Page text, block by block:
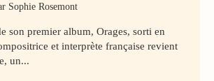
Sophie Rosemont
son premier album, Orages, sorti en
et interprète française revient
un...